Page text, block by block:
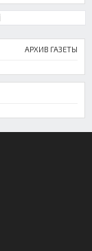
АРХИВ ГАЗЕТЫ